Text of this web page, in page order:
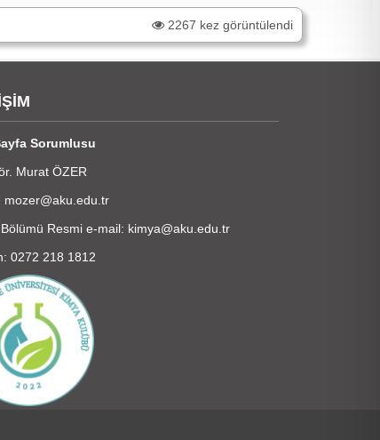
2267 kez görüntülendi
Sorumlusu
Murat ÖZER
mozer@aku.edu.tr
Resmi e-mail: kimya@aku.edu.tr
0272 218 1812